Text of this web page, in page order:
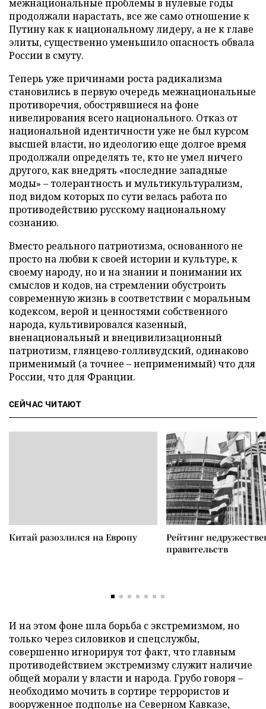
межнациональные проблемы в нулевые годы
продолжали нарастать, все же само отношение к
Путину как к национальному лидеру, а не к главе
элиты, существенно уменьшило опасность обвала
России в смуту.
Теперь уже причинами роста радикализма
становились в первую очередь межнациональные
противоречия, обострявшиеся на фоне
нивелирования всего национального. Отказ от
национальной идентичности уже не был курсом
высшей власти, но идеологию еще долгое время
продолжали определять те, кто не умел ничего
другого, как внедрять «последние западные
моды» – толерантность и мультикультурализм,
под видом которых по сути велась работа по
противодействию русскому национальному
сознанию.
Вместо реального патриотизма, основанного не
просто на любви к своей истории и культуре, к
своему народу, но и на знании и понимании их
смыслов и кодов, на стремлении обустроить
современную жизнь в соответствии с моральным
кодексом, верой и ценностями собственного
народа, культивировался казенный,
вненациональный и внецивилизационный
патриотизм, глянцево-голливудский, одинаково
применимый (а точнее – неприменимый) что для
России, что для Франции.
СЕЙЧАС ЧИТАЮТ
Китай разозлился на Европу
Рейтинг
правительств
И на этом фоне шла борьба с экстремизмом, но
только через силовиков и спецслужбы,
совершенно игнорируя тот факт, что главным
противодействием экстремизму служит наличие
общей морали у власти и народа. Грубо говоря –
необходимо мочить в сортире террористов и
вооруженное подполье на Северном Кавказе,